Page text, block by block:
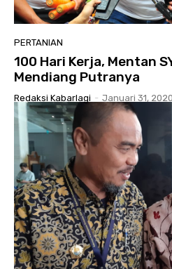
PERTANIAN
100 Hari Kerja, Mentan
Mendiang Putranya
Redaksi Kabarlagi - Januari 31, 2020